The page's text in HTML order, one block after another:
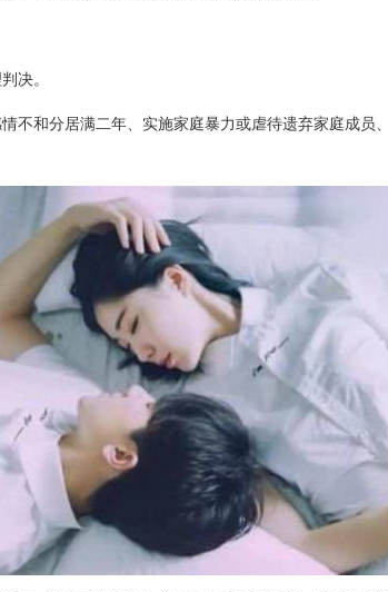
决。
不和分居满二年、实施家庭暴力或虐待遗弃家庭成